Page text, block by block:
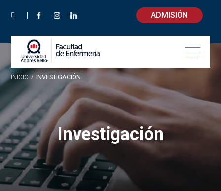
ADMISIÓN
INICIO / INVESTIGACIÓN
Investigación